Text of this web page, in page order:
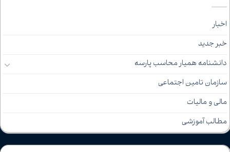
اخبار
خبر جدید
دانشنامه همیار محاسب پارسه
سازمان تامین اجتماعی
مالی و مالیات
مطالب آموزشی